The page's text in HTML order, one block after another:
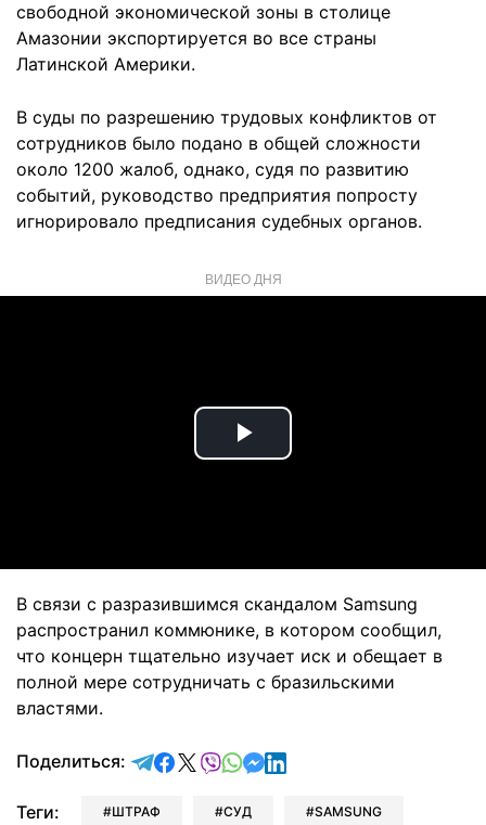
свободной экономической зоны в столице
Амазонии экспортируется во все страны
Латинской Америки.
В суды по разрешению трудовых конфликтов от
сотрудников было подано в общей сложности
около 1200 жалоб, однако, судя по развитию
событий, руководство предприятия попросту
игнорировало предписания судебных органов.
ВИДЕО ДНЯ
Play
В связи с разразившимся скандалом Samsung
распространил коммюнике, в котором сообщил,
что концерн тщательно изучает иск и обещает в
полной мере сотрудничать с бразильскими
властями.
Поделиться: отправить в Telegram
поделиться в Facebook
поделиться в X
отправить в Viber
отправить в Whatsapp
отправить в Messenger
отправить в LinkedIn
Теги: ШТРАФ СУД SAMSUNG